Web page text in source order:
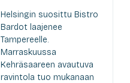
Helsingin suosittu Bistro
Bardot laajenee
Tampereelle.
Marraskuussa
Kehräsaareen avautuva
ravintola tuo mukanaan